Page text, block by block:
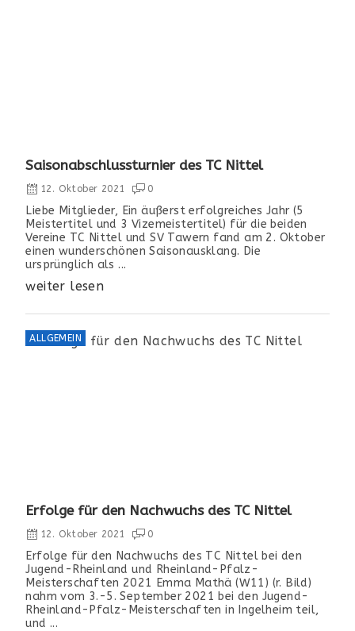
Saisonabschlussturnier des TC Nittel
12. Oktober 2021 0
Liebe Mitglieder, Ein äußerst erfolgreiches Jahr (5
Meistertitel und 3 Vizemeistertitel) für die beiden
Vereine TC Nittel und SV Tawern fand am 2. Oktober
einen wunderschönen Saisonausklang. Die
ursprünglich als ...
weiter lesen
ALLGEMEIN
Erfolge für den Nachwuchs des TC Nittel
12. Oktober 2021 0
Erfolge für den Nachwuchs des TC Nittel bei den
Jugend-Rheinland und Rheinland-Pfalz-
Meisterschaften 2021 Emma Mathä (W11) (r. Bild)
nahm vom 3.-5. September 2021 bei den Jugend-
Rheinland-Pfalz-Meisterschaften in Ingelheim teil,
und ...